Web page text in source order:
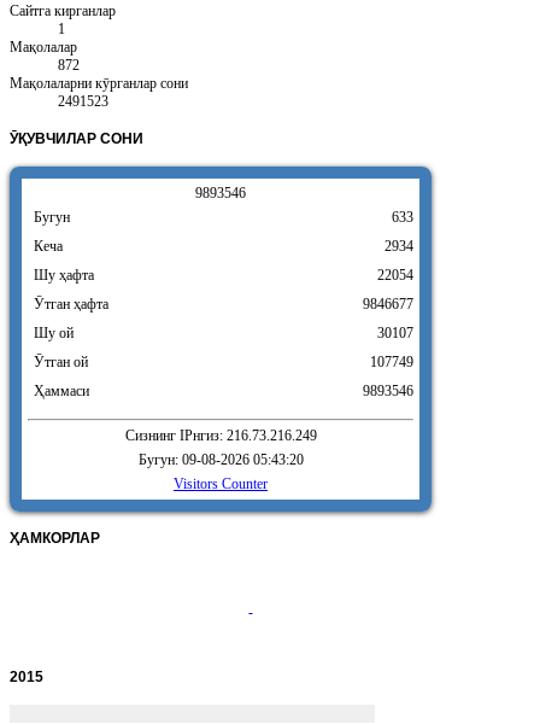
Сайтга кирганлар
1
Мақолалар
872
Мақолаларни кӯрганлар сони
2491523
ӮҚУВЧИЛАР СОНИ
9893546
Бугун
Кеча
Шу ҳафта
Ӯтган ҳафта
Шу ой
Ӯтган ой
Ҳаммаси
633
2934
22054
9846677
30107
107749
9893546
Сизнинг IPнгиз: 216.73.216.249
Бугун: 09-08-2026 05:43:20
Visitors Counter
ҲАМКОРЛАР
2015